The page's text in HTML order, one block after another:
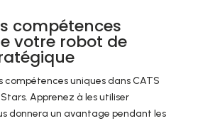
compétences
votre robot de
compétences uniques dans CATS
Apprenez à les utiliser
donnera un avantage pendant les